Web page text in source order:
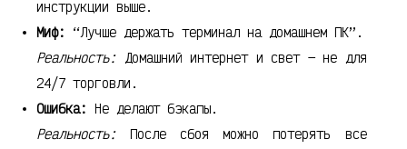
инструкции выше.
Миф: “Лучше держать терминал на домашнем ПК”.
Реальность: Домашний интернет и свет — не для
24/7 торговли.
Ошибка: Не делают бэкапы.
Реальность: После сбоя можно потерять все